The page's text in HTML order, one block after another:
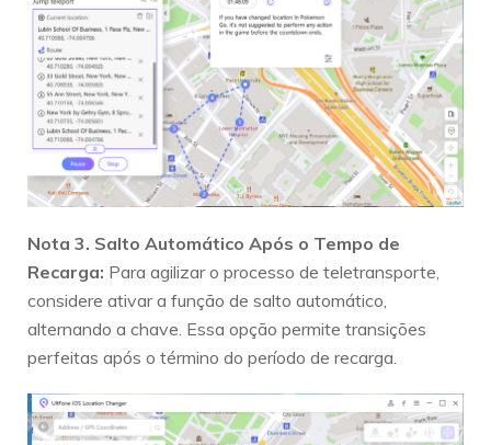
Nota 3. Salto Automático Após o Tempo de
Recarga: Para agilizar o processo de teletransporte,
considere ativar a função de salto automático,
alternando a chave. Essa opção permite transições
perfeitas após o término do período de recarga.